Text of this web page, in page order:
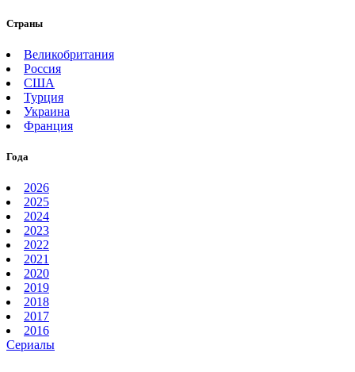
Страны
Великобритания
Россия
США
Турция
Украина
Франция
Года
2026
2025
2024
2023
2022
2021
2020
2019
2018
2017
2016
Сериалы